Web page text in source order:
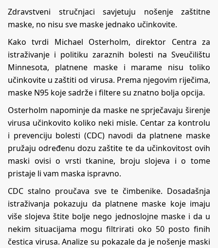
Zdravstveni stručnjaci savjetuju nošenje zaštitne
maske, no nisu sve maske jednako učinkovite.
Kako tvrdi Michael Osterholm, direktor Centra za
istraživanje i politiku zaraznih bolesti na Sveučilištu
Minnesota, platnene maske i marame nisu toliko
učinkovite u zaštiti od virusa. Prema njegovim riječima,
maske N95 koje sadrže i filtere su znatno bolja opcija.
Osterholm napominje da maske ne sprječavaju širenje
virusa učinkovito koliko neki misle. Centar za kontrolu
i prevenciju bolesti (CDC) navodi da platnene maske
pružaju određenu dozu zaštite te da učinkovitost ovih
maski ovisi o vrsti tkanine, broju slojeva i o tome
pristaje li vam maska ispravno.
CDC stalno proučava sve te čimbenike. Dosadašnja
istraživanja pokazuju da platnene maske koje imaju
više slojeva štite bolje nego jednoslojne maske i da u
nekim situacijama mogu filtrirati oko 50 posto finih
čestica virusa. Analize su pokazale da je nošenje maski